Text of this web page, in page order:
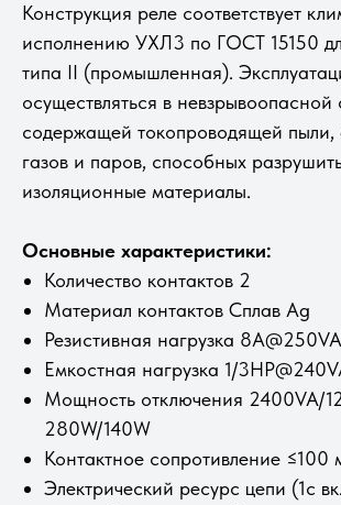
Конструкция реле соответствует
исполнению УХЛ3 по ГОСТ 15150
типа II (промышленная).
осуществляться в невзрывоопасной
содержащей токопроводящей пыли,
газов и паров, способных
изоляционные материалы.
Основные характеристики:
Количество контактов 2
Материал контактов Сплав Ag
Резистивная нагрузка
Емкостная нагрузка 1/
Мощность отключения 2400VA/
280W/140W
Контактное сопротивление
Электрический ресурс цепи (1с